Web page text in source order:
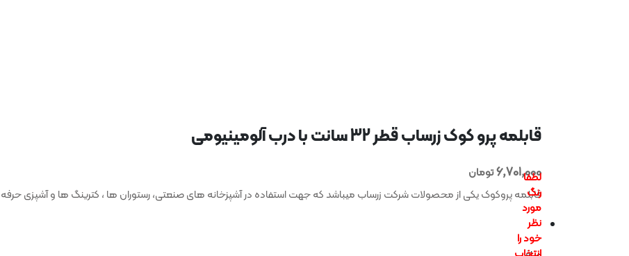
قابلمه پرو کوک زرساب قطر 32 سانت با درب آلومینیومی
6,701,000تومان
قابلمه پروکوک یکی از محصولات شرکت زرساب میباشد که جهت استفاده در آشپزخانه های صنعتی، رستوران ها ، کترینگ ها و آشپزی